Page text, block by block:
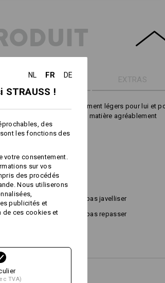
DÉTAILS EXTRAS
chauffants et agréablement légers pour lui et
au laser et dans une matière agréablement
(ca. 158 g/m²)
à 30 °C
Ne pas javelliser
- cycle doux
Ne pas repasser
NL FR DE
!
des
les fonctions des
consentement.
sur vos
des procédés
Nous utiliserons
publicités et
de ces cookies et
TVA)